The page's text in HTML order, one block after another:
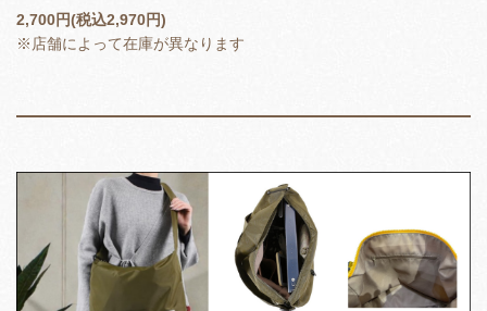
2,700円(税込2,970円)
※店舗によって在庫が異なります